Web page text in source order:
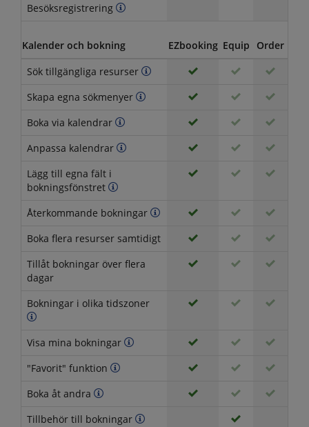
Besöksregistrering
Kalender och bokning EZbooking Equip Order
Sök tillgängliga resurser
Skapa egna sökmenyer
Boka via kalendrar
Anpassa kalendrar
Lägg till egna fält i
bokningsfönstret
Återkommande bokningar
Boka flera resurser samtidigt
Tillåt bokningar över flera
dagar
Bokningar i olika tidszoner
Visa mina bokningar
"Favorit" funktion
Boka åt andra
Tillbehör till bokningar